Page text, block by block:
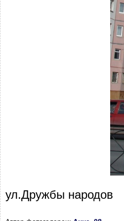
ул.Дружбы народов